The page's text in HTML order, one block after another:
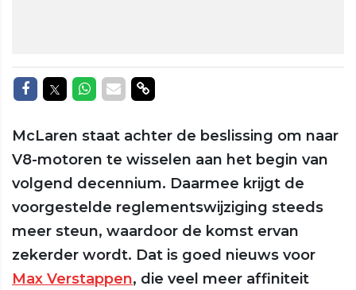
Delen op Facebook
Delen op Twitter
Delen op Whatsapp
Delen via Mail
Delen via link
McLaren staat achter de beslissing om naar
V8-motoren te wisselen aan het begin van
volgend decennium. Daarmee krijgt de
voorgestelde reglementswijziging steeds
meer steun, waardoor de komst ervan
zekerder wordt. Dat is goed nieuws voor
Max Verstappen, die veel meer affiniteit